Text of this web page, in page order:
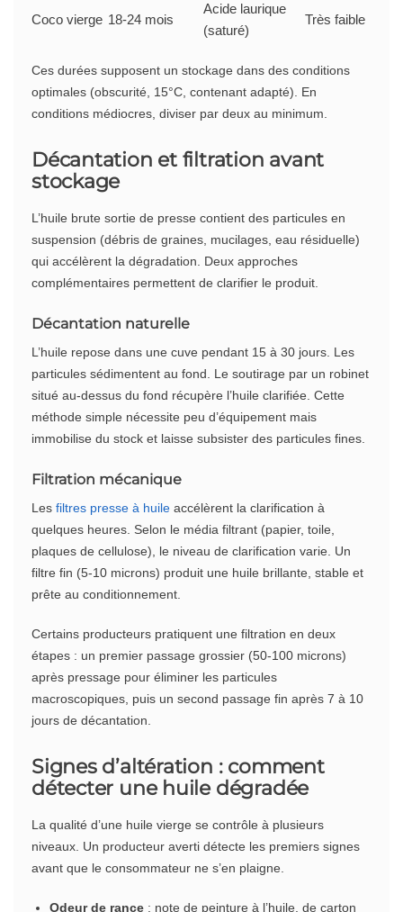
Coco vierge 18-24 mois
Acide laurique
(saturé)
Très faible
Ces durées supposent un stockage dans des conditions
optimales (obscurité, 15°C, contenant adapté). En
conditions médiocres, diviser par deux au minimum.
Décantation et filtration avant
stockage
L’huile brute sortie de presse contient des particules en
suspension (débris de graines, mucilages, eau résiduelle)
qui accélèrent la dégradation. Deux approches
complémentaires permettent de clarifier le produit.
Décantation naturelle
L’huile repose dans une cuve pendant 15 à 30 jours. Les
particules sédimentent au fond. Le soutirage par un robinet
situé au-dessus du fond récupère l’huile clarifiée. Cette
méthode simple nécessite peu d’équipement mais
immobilise du stock et laisse subsister des particules fines.
Filtration mécanique
Les filtres presse à huile accélèrent la clarification à
quelques heures. Selon le média filtrant (papier, toile,
plaques de cellulose), le niveau de clarification varie. Un
filtre fin (5-10 microns) produit une huile brillante, stable et
prête au conditionnement.
Certains producteurs pratiquent une filtration en deux
étapes : un premier passage grossier (50-100 microns)
après pressage pour éliminer les particules
macroscopiques, puis un second passage fin après 7 à 10
jours de décantation.
Signes d’altération : comment
détecter une huile dégradée
La qualité d’une huile vierge se contrôle à plusieurs
niveaux. Un producteur averti détecte les premiers signes
avant que le consommateur ne s’en plaigne.
Odeur de rance : note de peinture à l’huile, de carton